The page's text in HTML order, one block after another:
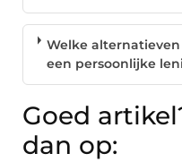
Welke
een persoonlijke
Goed
dan op: